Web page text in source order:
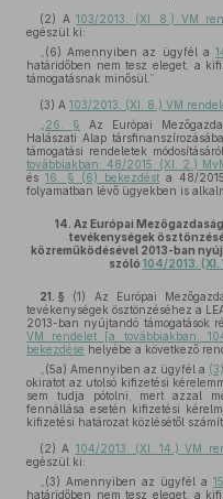
(2) A103/2013. (XI. 8.) VM
egészül ki:
„(6) Amennyiben az ügyfél a
határidőben nem tesz eleget, a
támogatásnak minősül.”
(3) A 103/2013. (XI. 8.) VM
26. § Az Európai
Halászati Alap
támogatási rendeletek
továbbiakban: 48/2015. (XI. 2.)
és 16. § (6) bekezdést a 48/
folyamatban lévő ügyekben is
14. Az Európai
tevékenységek
közreműködésével 2013-ban
szóló 104/2013. (XI.
21. § (1)
Az Európai
tevékenységek ösztönzéséhez a
2013-ban nyújtandó támogatások
VM rendelet [a továbbiakban:
bekezdése helyébe a következő
„(5a) Amennyiben az ügyfél a
okiratot az utolsó kifizetési
sem tudja pótolni, mert azzal
fennállása esetén kifizetési
kifizetési határozat közlésétől
(2) A 104/2013. (XI. 14.) VM
egészül ki:
„(3) Amennyiben az ügyfél a
határidőben nem tesz eleget, a